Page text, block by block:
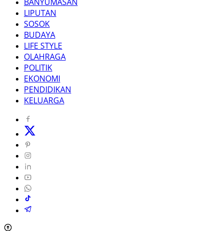
LIPUTAN
SOSOK
BUDAYA
LIFE STYLE
OLAHRAGA
POLITIK
EKONOMI
PENDIDIKAN
KELUARGA